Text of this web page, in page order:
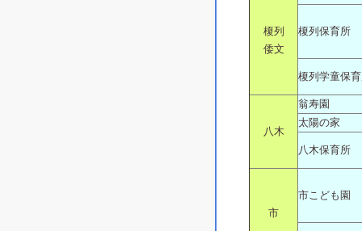
榎列
倭文
榎列保育所
榎列学童保
八木
翁寿園
太陽の家
八木保育所
市
市こども園